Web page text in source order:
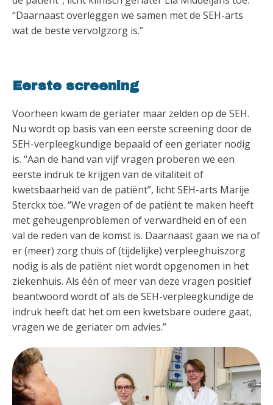
“Daarnaast overleggen we samen met de SEH-arts
wat de beste vervolgzorg is.”
Eerste screening
Voorheen kwam de geriater maar zelden op de SEH.
Nu wordt op basis van een eerste screening door de
SEH-verpleegkundige bepaald of een geriater nodig
is. “Aan de hand van vijf vragen proberen we een
eerste indruk te krijgen van de vitaliteit of
kwetsbaarheid van de patiënt”, licht SEH-arts Marije
Sterckx toe. “We vragen of de patiënt te maken heeft
met geheugenproblemen of verwardheid en of een
val de reden van de komst is. Daarnaast gaan we na of
er (meer) zorg thuis of (tijdelijke) verpleeghuiszorg
nodig is als de patiënt niet wordt opgenomen in het
ziekenhuis. Als één of meer van deze vragen positief
beantwoord wordt of als de SEH-verpleegkundige de
indruk heeft dat het om een kwetsbare oudere gaat,
vragen we de geriater om advies.”